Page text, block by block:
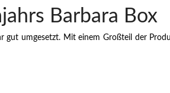
Barbara Box
umgesetzt. Mit einem Großteil der